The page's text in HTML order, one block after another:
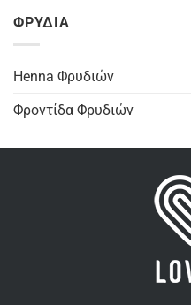
ΦΡΥΔΙΑ
Henna Φρυδιών
Φροντίδα Φρυδιών